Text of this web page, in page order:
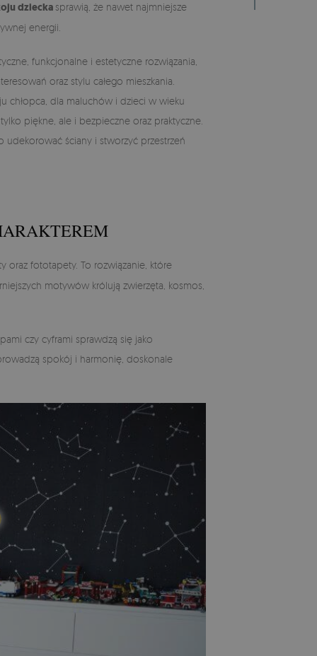
dziecka sprawią, że nawet najmniejsze
energii.
funkcjonalne i estetyczne rozwiązania,
oraz stylu całego mieszkania.
chłopca, dla maluchów i dzieci w wieku
piękne, ale i bezpieczne oraz praktyczne.
udekorować ściany i stworzyć przestrzeń
oraz fototapety. To rozwiązanie, które
motywów królują zwierzęta, kosmos,
czy cyframi sprawdzą się jako
spokój i harmonię, doskonale